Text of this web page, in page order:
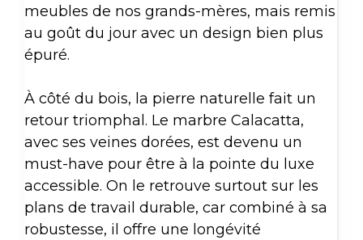
meubles de nos grands-mères, mais remis
au goût du jour avec un design bien plus
épuré.
À côté du bois, la pierre naturelle fait un
retour triomphal. Le marbre Calacatta,
avec ses veines dorées, est devenu un
must-have pour être à la pointe du luxe
accessible. On le retrouve surtout sur les
plans de travail durable, car combiné à sa
robustesse, il offre une longévité